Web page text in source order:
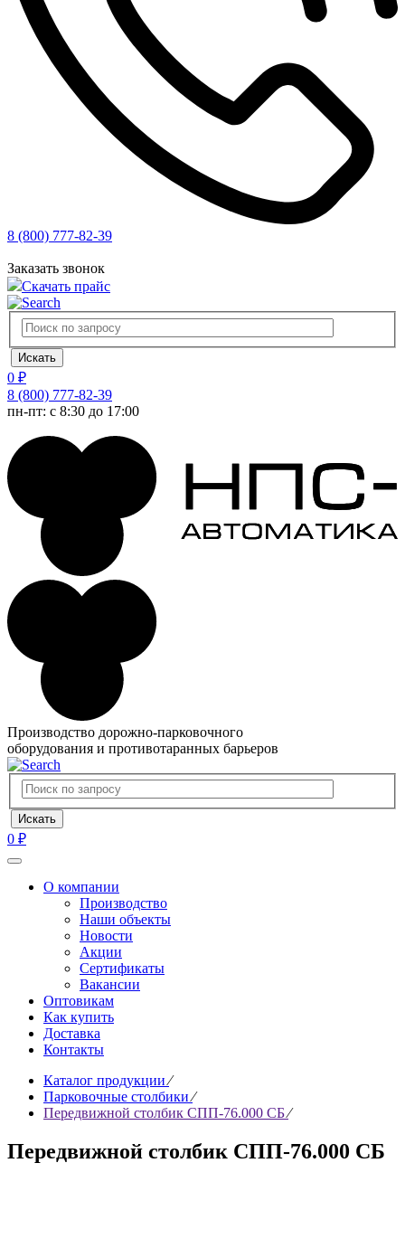
8 (800) 777-82-39
Заказать звонок
Скачать прайс
0 ₽
8 (800) 777-82-39
пн-пт: с 8:30 до 17:00
Производство дорожно-парковочного
оборудования и противотаранных барьеров
0 ₽
О компании
Производство
Наши объекты
Новости
Акции
Сертификаты
Вакансии
Оптовикам
Как купить
Доставка
Контакты
Каталог продукции ∕
Парковочные столбики ∕
Передвижной столбик СПП-76.000 СБ ∕
Передвижной столбик СПП-76.000 СБ